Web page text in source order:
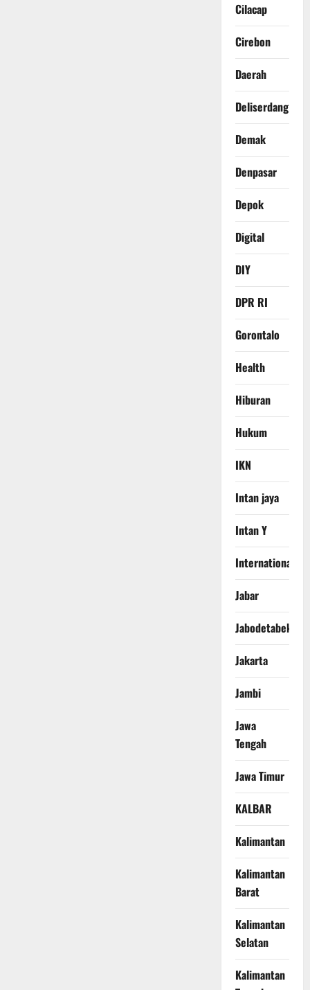
Cilacap
Cirebon
Daerah
Deliserdang
Demak
Denpasar
Depok
Digital
DIY
DPR RI
Gorontalo
Health
Hiburan
Hukum
IKN
Intan jaya
Intan Y
International
Jabar
Jabodetabek
Jakarta
Jambi
Jawa
Tengah
Jawa Timur
KALBAR
Kalimantan
Kalimantan
Barat
Kalimantan
Selatan
Kalimantan